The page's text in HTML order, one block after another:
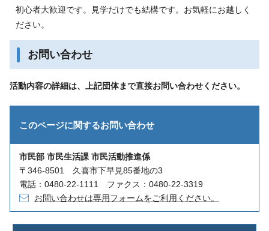
初心者大歓迎です。見学だけでも結構です。お気軽にお越しく
ださい。
お問い合わせ
活動内容の詳細は、上記団体まで直接お問い合わせください。
このページに関するお問い合わせ
市民部 市民生活課 市民活動推進係
〒346-8501 久喜市下早見85番地の3
電話：0480-22-1111 ファクス：0480-22-3319
お問い合わせは専用フォームをご利用ください。